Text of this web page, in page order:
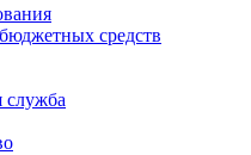
средств
служба